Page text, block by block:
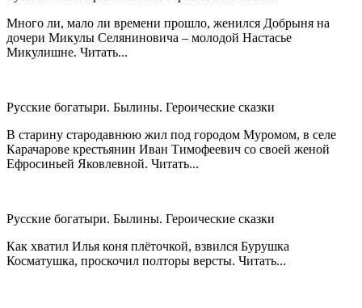
Много ли, мало ли времени прошло, женился Добрыня на
дочери Микулы Селяниновича – молодой Настасье
Микулишне. Читать...
Русские богатыри. Былины. Героические сказки
В старину стародавнюю жил под городом Муромом, в селе
Карачарове крестьянин Иван Тимофеевич со своей женой
Ефросиньей Яковлевной. Читать...
Русские богатыри. Былины. Героические сказки
Как хватил Илья коня плёточкой, взвился Бурушка
Косматушка, проскочил полторы версты. Читать...